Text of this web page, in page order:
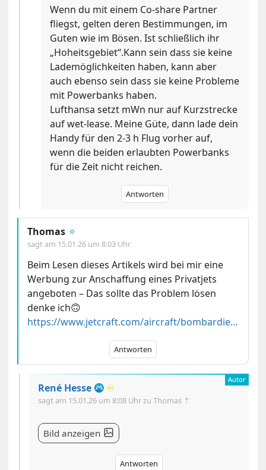
Wenn du mit einem Co-share Partner
fliegst, gelten deren Bestimmungen, im
Guten wie im Bösen. Ist schließlich ihr
„Hoheitsgebiet“.Kann sein dass sie keine
Lademöglichkeiten haben, kann aber
auch ebenso sein dass sie keine Probleme
mit Powerbanks haben.
Lufthansa setzt mWn nur auf Kurzstrecke
auf wet-lease. Meine Güte, dann lade dein
Handy für den 2-3 h Flug vorher auf,
wenn die beiden erlaubten Powerbanks
für die Zeit nicht reichen.
Antworten
Thomas 🔅
sagt am 15.01.26 um 8:03 Uhr
Beim Lesen dieses Artikels wird bei mir eine
Werbung zur Anschaffung eines Privatjets
angeboten – Das sollte das Problem lösen
denke ich🙃
https://www.jetcraft.com/aircraft/bombardier/challenger-300/2004/2004-bombardier-challenger-300-s-n-20016/
Antworten
René Hesse ♾️
sagt am 15.01.26 um 8:08 Uhrzu Thomas ⇡
Bild anzeigen
Antworten